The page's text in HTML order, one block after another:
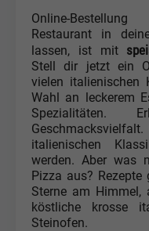
Online-
Restaurant in
lassen, ist mit
Stell dir jetzt ein
vielen italienischen
Wahl an leckerem
Spezialitäten.
italienischen
werden. Aber was
Pizza aus?
Sterne am
köstliche krosse
Steinofen.